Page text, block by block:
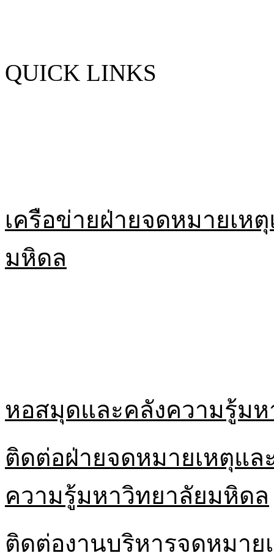
QUICK LINKS
เครือข่ายฝ่ายจดหมายเ
มหิดล
หอสมุดและคลังความรู้ม
ติดต่อฝ่ายจดหมายเหตุแ
ความรู้มหาวิทยาลัยมหิดล
ติดต่องานบริหารจดหมาย